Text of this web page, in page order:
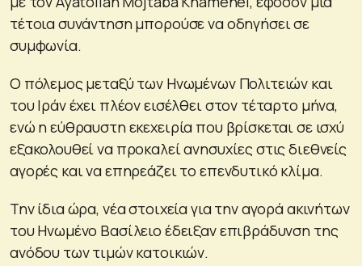
τέτοια συνάντηση μπορούσε να οδηγήσει σε
συμφωνία.
Ο πόλεμος μεταξύ των Ηνωμένων Πολιτειών και
του Ιράν έχει πλέον εισέλθει στον τέταρτο μήνα,
ενώ η εύθραυστη εκεχειρία που βρίσκεται σε ισχύ
εξακολουθεί να προκαλεί ανησυχίες στις διεθνείς
αγορές και να επηρεάζει το επενδυτικό κλίμα.
Την ίδια ώρα, νέα στοιχεία για την αγορά ακινήτων
του Ηνωμένο Βασίλειο έδειξαν επιβράδυνση της
ανόδου των τιμών κατοικιών.